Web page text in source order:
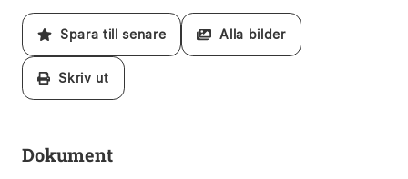
Spara till senare Alla bilder
Skriv ut
Dokument